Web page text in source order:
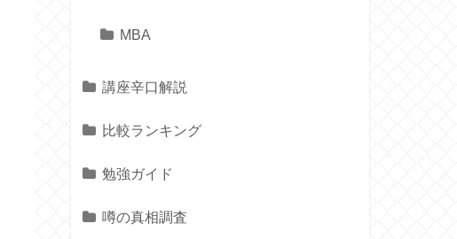
MBA
講座辛口解説
比較ランキング
勉強ガイド
噂の真相調査